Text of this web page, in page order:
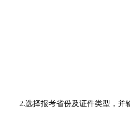
2.选择报考省份及证件类型，并输